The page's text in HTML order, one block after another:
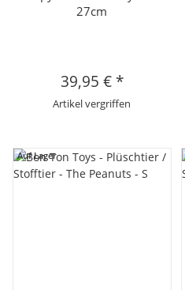
27cm
39,95 € *
Artikel vergriffen
Auf Lager